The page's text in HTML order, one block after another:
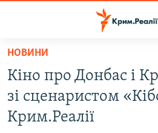
Перейти
основного
матеріалу
Перейти
до
ВОДА.КРИМ
ВІДЕО ТА ФОТО
НОВИНИ
Кіно про Донбас і
зі сценаристом
Крим.Реалії